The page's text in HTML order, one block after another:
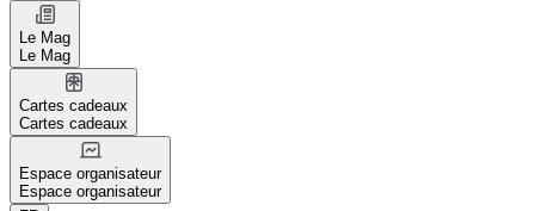
Le Mag
Le Mag
Cartes cadeaux
Cartes cadeaux
Espace organisateur
Espace organisateur